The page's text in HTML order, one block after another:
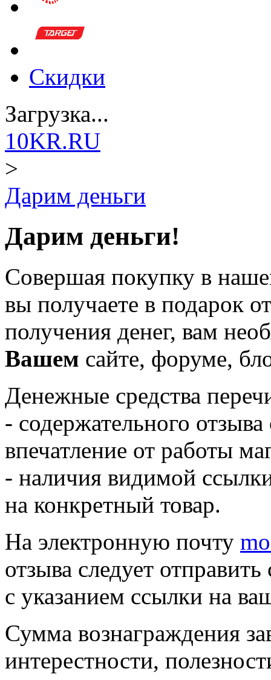
Скидки
Загрузка...
10KR.RU
>
Дарим деньги
Дарим деньги!
Совершая покупку в
вы получаете в подарок
получения денег, вам
Вашем сайте, форуме,
Денежные средства
- содержательного
впечатление от работы
- наличия видимой
на конкретный товар.
На электронную почту
отзыва следует
с указанием ссылки на
Сумма вознаграждения
интерестности,